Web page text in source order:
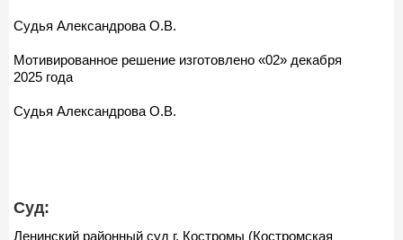
Судья Александрова О.В.
Мотивированное решение изготовлено «02» декабря
2025 года
Судья Александрова О.В.
Суд:
Ленинский районный суд г. Костромы (Костромская